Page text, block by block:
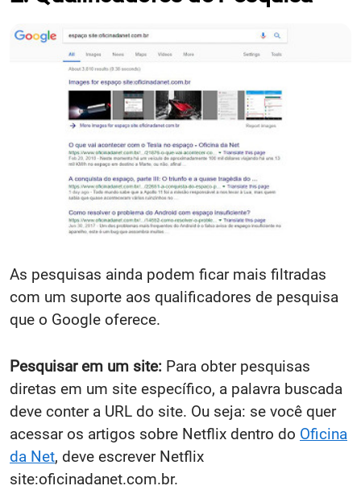
As pesquisas ainda podem ficar mais filtradas
com um suporte aos qualificadores de pesquisa
que o Google oferece.
Pesquisar em um site: Para obter pesquisas
diretas em um site específico, a palavra buscada
deve conter a URL do site. Ou seja: se você quer
acessar os artigos sobre Netflix dentro do Oficina
da Net, deve escrever Netflix
site:oficinadanet.com.br.